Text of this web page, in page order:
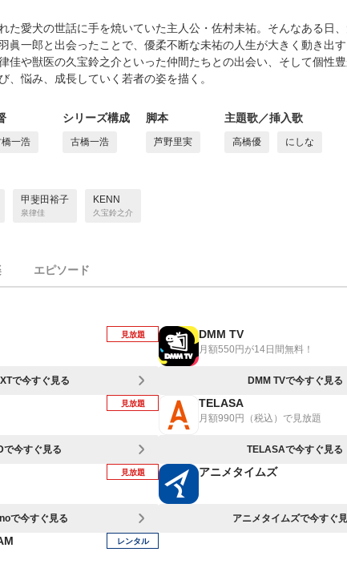
た愛犬の世話に手を焼いていた主人公・佐村未祐。そんなある日
眞一郎と出会ったことで、優柔不断な未祐の人生が大きく動き出
佳や獣医の久宝鈴之介といった仲間たちとの出会い、そして個性
、悩み、成長していく若者の姿を描く。
一浩
シリーズ構成
古橋一浩
脚本
芦野里実
主題歌／挿入歌
高橋優 にしな
甲斐田裕子
泉律佳
KENN
久宝鈴之介
エピソード
見放題
で今すぐ見る
DMM TV
月額550円が14日間無料！
DMM TVで今すぐ見る
見放題
で今すぐ見る
TELASA
月額990円（税込）で見放題
TELASAで今すぐ見る
見放題
で今すぐ見る
アニメタイムズ
アニメタイムズで今すぐ
レンタル